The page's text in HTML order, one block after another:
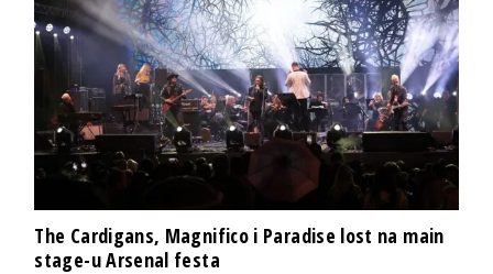
The Cardigans, Magnifico i Paradise lost na main
stage-u Arsenal festa